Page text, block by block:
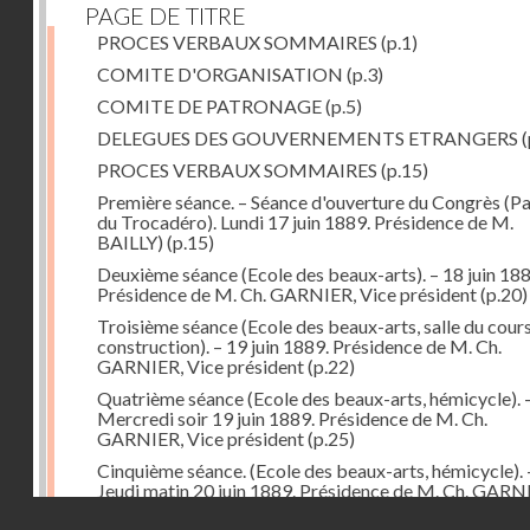
PAGE DE TITRE
PROCES VERBAUX SOMMAIRES (p.1)
COMITE D'ORGANISATION (p.3)
COMITE DE PATRONAGE(p.5)
DELEGUES DES GOUVERNEMENTS ETRANGERS
PROCES VERBAUX SOMMAIRES (p.15)
Première séance. – Séance d'ouverture du Congrès
du Trocadéro). Lundi 17 juin 1889. Présidence de M.
BAILLY) (p.15)
Deuxième séance (Ecole des beaux-arts). – 18 juin
Présidence de M. Ch. GARNIER, Vice président(p.20)
Troisième séance (Ecole des beaux-arts, salle du
construction). – 19 juin 1889. Présidence de M. Ch.
GARNIER, Vice président(p.22)
Quatrième séance (Ecole des beaux-arts, hémicycle).
Mercredi soir 19 juin 1889. Présidence de M. Ch.
GARNIER, Vice président(p.25)
Cinquième séance. (Ecole des beaux-arts, hémicycle).
Jeudi matin 20 juin 1889. Présidence de M. Ch.